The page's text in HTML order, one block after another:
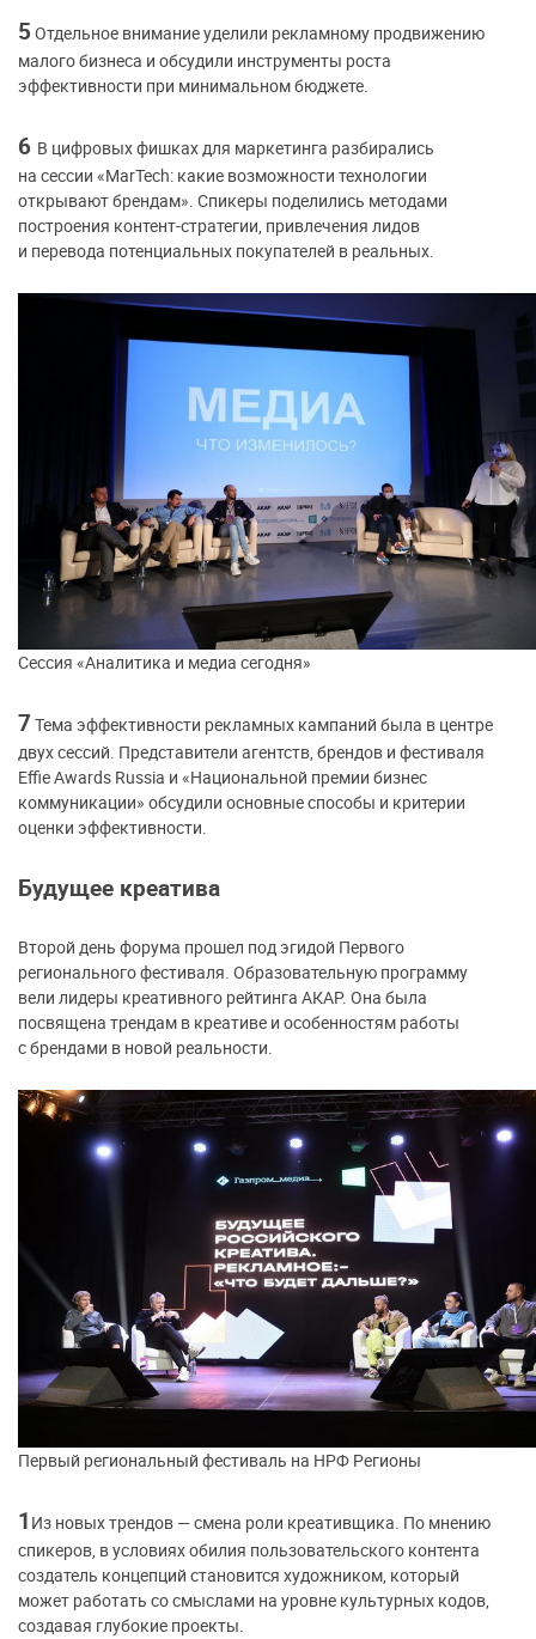
5 Отдельное внимание уделили рекламному продвижению
малого бизнеса и обсудили инструменты роста
эффективности при минимальном бюджете.
6 В цифровых фишках для маркетинга разбирались
на сессии «MarTech: какие возможности технологии
открывают брендам». Спикеры поделились методами
построения контент-стратегии, привлечения лидов
и перевода потенциальных покупателей в реальных.
Сессия «Аналитика и медиа сегодня»
7 Тема эффективности рекламных кампаний была в центре
двух сессий. Представители агентств, брендов и фестиваля
Effie Awards Russia и «Национальной премии бизнес
коммуникации» обсудили основные способы и критерии
оценки эффективности.
Будущее креатива
Второй день форума прошел под эгидой Первого
регионального фестиваля. Образовательную программу
вели лидеры креативного рейтинга АКАР. Она была
посвящена трендам в креативе и особенностям работы
с брендами в новой реальности.
Первый региональный фестиваль на НРФ Регионы
1 Из новых трендов — смена роли креативщика. По мнению
спикеров, в условиях обилия пользовательского контента
создатель концепций становится художником, который
может работать со смыслами на уровне культурных кодов,
создавая глубокие проекты.